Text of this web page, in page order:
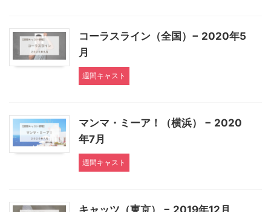
コーラスライン（全国）− 2020年5
月
週間キャスト
マンマ・ミーア！（横浜） − 2020
年7月
週間キャスト
キャッツ（東京） − 2019年12月